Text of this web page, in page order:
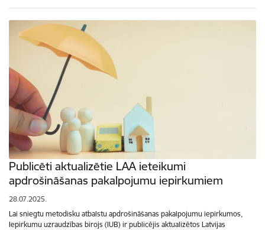
Publicēti aktualizētie LAA ieteikumi
apdrošināšanas pakalpojumu iepirkumiem
28.07.2025.
Lai sniegtu metodisku atbalstu apdrošināšanas pakalpojumu iepirkumos,
Iepirkumu uzraudzības birojs (IUB) ir publicējis aktualizētos Latvijas